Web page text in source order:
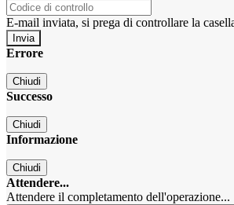
E-mail inviata, si prega di controllare la
Errore
Chiudi
Successo
Chiudi
Informazione
Chiudi
Attendere...
Attendere il completamento dell'operazione...